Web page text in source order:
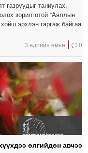
газруудыг таниулах,
зорилготой “Аяллын
эрхлэн гаргаж байгаа
3 өдрийн өмнө 0
өлгийдөн авчээ